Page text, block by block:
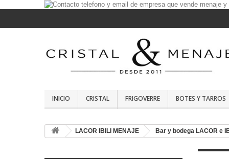
INICIO CRISTAL FRIGOVERRE BOTES Y TARROS
LACOR IBILI MENAJE Bar y bodega LACOR e